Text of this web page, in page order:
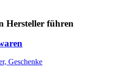
Hersteller führen
Geschenke